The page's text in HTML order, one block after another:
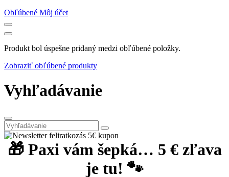
Obľúbené Môj účet
Produkt bol úspešne pridaný medzi obľúbené položky.
Zobraziť obľúbené produkty
Vyhľadávanie
🎁 Paxi vám šepká… 5 € zľava
je tu! 🐾